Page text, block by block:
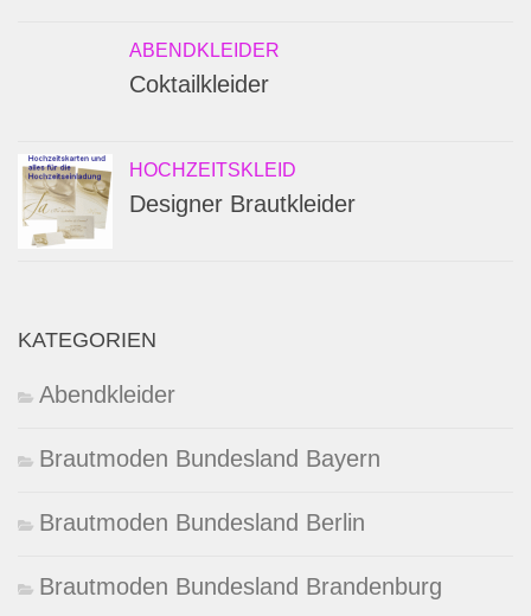
ABENDKLEIDER
Coktailkleider
HOCHZEITSKLEID
Designer Brautkleider
KATEGORIEN
Abendkleider
Brautmoden Bundesland Bayern
Brautmoden Bundesland Berlin
Brautmoden Bundesland Brandenburg